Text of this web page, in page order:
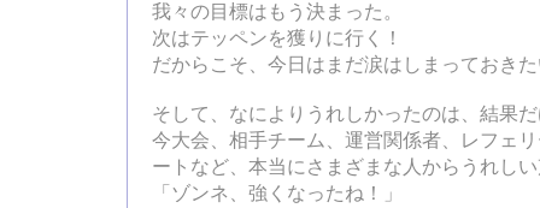
我々の目標はもう決まった。
次はテッペンを獲りに行く！
だからこそ、今日はまだ涙はしまっておき
そして、なによりうれしかったのは、結果
今大会、相手チーム、運営関係者、レフェ
ートなど、本当にさまざまな人からうれし
「ゾンネ、強くなったね！」